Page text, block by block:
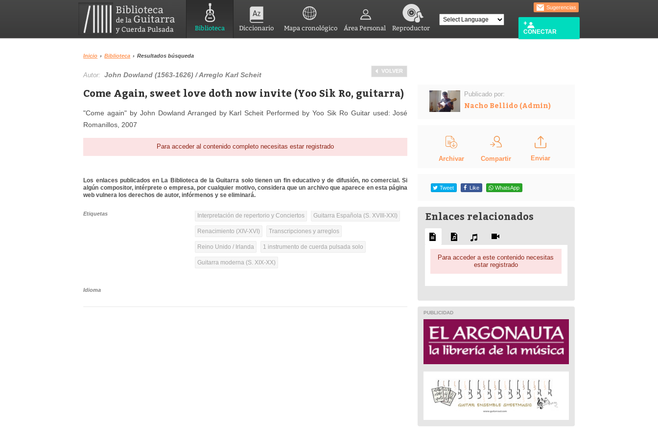
Biblioteca Diccionario Mapa cronológico Área Personal Reproductor
Sugerencias
CONECTAR
Inicio › Biblioteca › Resultados búsqueda
VOLVER
Autor:John Dowland (1563-1626) / Arreglo Karl Scheit
Come Again, sweet love doth now invite (Yoo Sik Ro, guitarra)
"Come again" by John Dowland Arranged by Karl Scheit Performed by Yoo Sik Ro Guitar used: José
Romanillos, 2007
Para acceder al contenido completo necesitas estar registrado
Los enlaces publicados en La Biblioteca de la Guitarra solo tienen un fin educativo y de difusión, no comercial. Si
algún compositor, intérprete o empresa, por cualquier motivo, considera que un archivo que aparece en esta página
web vulnera los derechos de autor, infórmenos y se eliminará.
Etiquetas Interpretación de repertorio y Conciertos Guitarra Española (S. XVIII-XXI)
Renacimiento (XIV-XVI) Transcripciones y arreglos
Reino Unido / Irlanda 1 instrumento de cuerda pulsada solo
Guitarra moderna (S. XIX-XX)
Idioma
Publicado por:
Nacho Bellido (Admin)
Archivar Compartir Enviar
Tweet Like WhatsApp
Enlaces relacionados
Para acceder a este contenido necesitas
estar registrado
PUBLICIDAD